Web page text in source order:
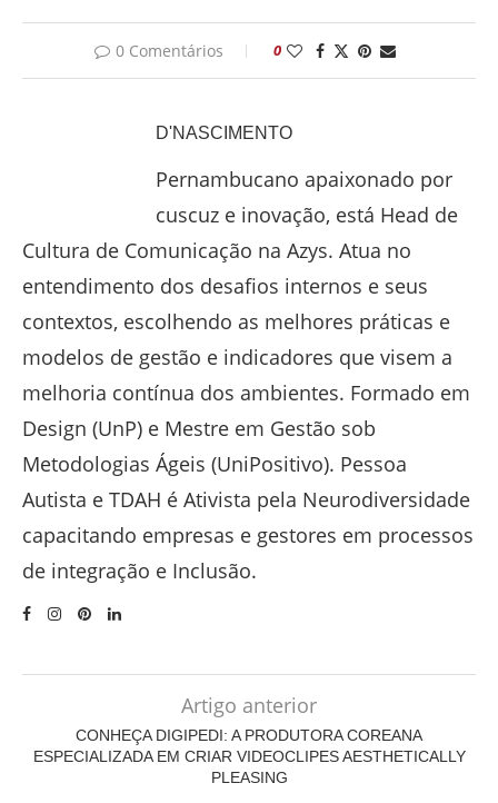
0 Comentários 0
D'NASCIMENTO
Pernambucano apaixonado por
cuscuz e inovação, está Head de
Cultura de Comunicação na Azys. Atua no
entendimento dos desafios internos e seus
contextos, escolhendo as melhores práticas e
modelos de gestão e indicadores que visem a
melhoria contínua dos ambientes. Formado em
Design (UnP) e Mestre em Gestão sob
Metodologias Ágeis (UniPositivo). Pessoa
Autista e TDAH é Ativista pela Neurodiversidade
capacitando empresas e gestores em processos
de integração e Inclusão.
Artigo anterior
CONHEÇA DIGIPEDI: A PRODUTORA COREANA
ESPECIALIZADA EM CRIAR VIDEOCLIPES AESTHETICALLY
PLEASING